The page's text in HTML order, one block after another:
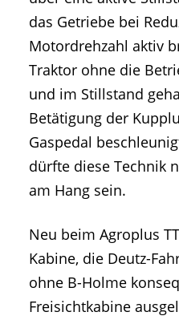
das Getriebe bei
Motordrehzahl aktiv
Traktor ohne die
und im Stillstand
Betätigung der
Gaspedal
dürfte diese Technik
am Hang sein.
Neu beim Agroplus
Kabine, die Deutz-
ohne B-Holme
Freisichtkabine